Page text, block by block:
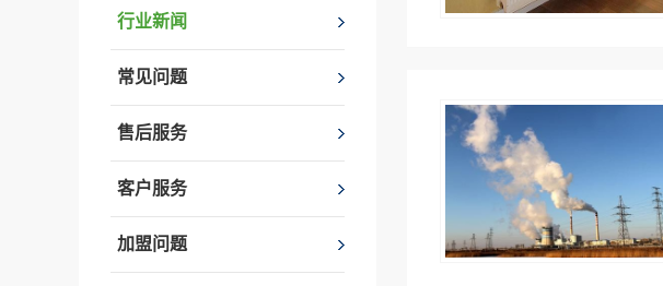
行业新闻
常见问题
售后服务
客户服务
加盟问题